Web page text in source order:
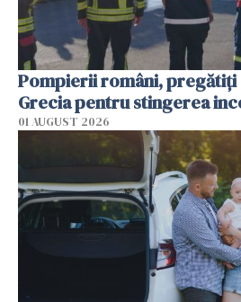
Pompierii români, pregătiţi
Grecia pentru stingerea
01 AUGUST 2026